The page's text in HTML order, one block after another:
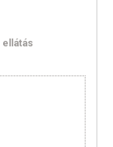
ellátás